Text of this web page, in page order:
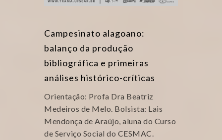
Campesinato alagoano:
balanço da produção
bibliográfica e primeiras
análises histórico-críticas
Orientação: Profa Dra Beatriz
Medeiros de Melo. Bolsista: Lais
Mendonça de Araújo, aluna do Curso
de Serviço Social do CESMAC.